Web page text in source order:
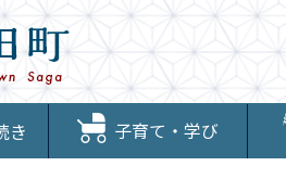
き 子育て・学び